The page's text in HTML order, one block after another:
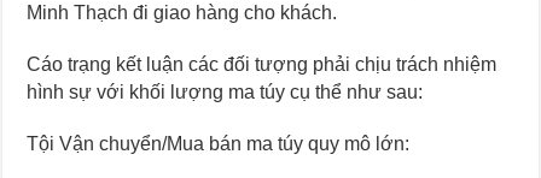
Minh Thạch đi giao hàng cho khách.
Cáo trạng kết luận các đối tượng phải chịu trách nhiệm
hình sự với khối lượng ma túy cụ thể như sau:
Tội Vận chuyển/Mua bán ma túy quy mô lớn: